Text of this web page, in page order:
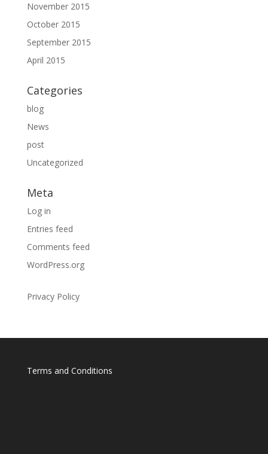
November 2015
October 2015
September 2015
April 2015
Categories
blog
News
post
Uncategorized
Meta
Log in
Entries feed
Comments feed
WordPress.org
Privacy Policy
Terms and Conditions